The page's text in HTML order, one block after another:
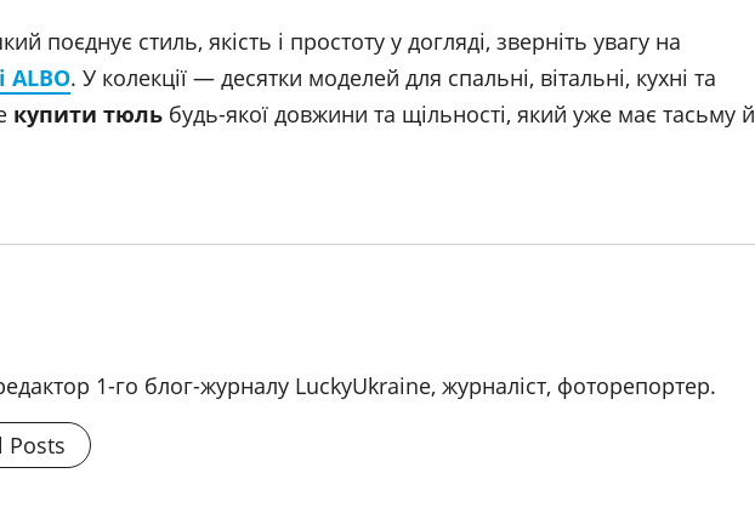
поєднує стиль, якість і простоту у догляді, зверніть увагу на
ALBO. У колекції — десятки моделей для спальні, вітальні, кухні та
купити тюль будь-якої довжини та щільності, який уже має тасьму й
1-го блог-журналу LuckyUkraine, журналіст, фоторепортер.
Posts